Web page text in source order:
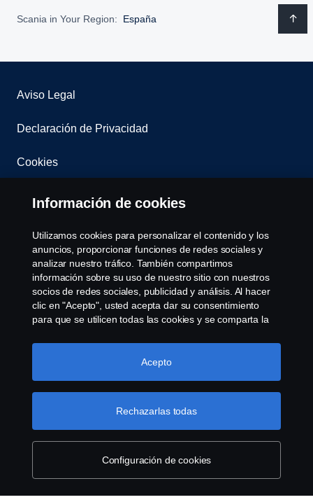
Scania in Your Region: España
Aviso Legal
Declaración de Privacidad
Cookies
Contacta con nosotros
Whistleblowing
Governance, Risk & Compliance
Configuración de cookies
© Copyright Scania 2025 All rights reserved. Scania
CV AB (publ), SE-151 87 Södertälje, Sweden, Tel:
+46-8-55 38 10 00, Fax: +46-8-55 38 10 37.
Información de cookies
Utilizamos cookies para personalizar el contenido y los
anuncios, proporcionar funciones de redes sociales y
analizar nuestro tráfico. También compartimos
información sobre su uso de nuestro sitio con nuestros
socios de redes sociales, publicidad y análisis. Al hacer
clic en "Acepto", usted acepta dar su consentimiento
para que se utilicen todas las cookies y se comparta la
haciendo clic en "Configuración de cookies" y
seleccionando las categorías que desea aceptar. Para
Más información sobre su privacidad
Configuración de cookies
Rechazarlas todas
Acepto